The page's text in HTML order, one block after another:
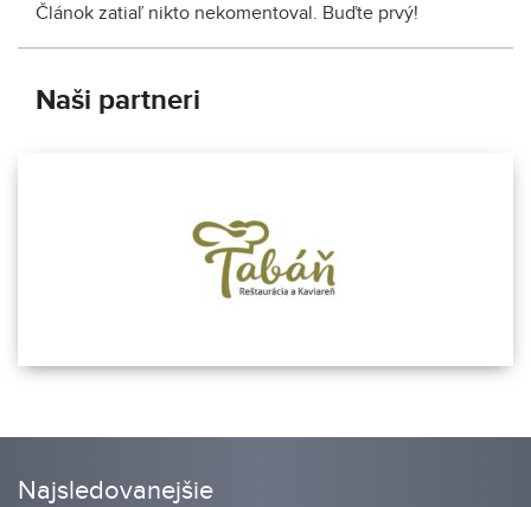
Článok zatiaľ nikto nekomentoval. Buďte prvý!
Naši partneri
Najsledovanejšie